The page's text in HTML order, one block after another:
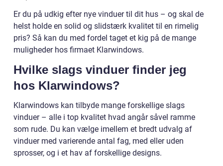
Er du på udkig efter nye vinduer til dit hus – og skal de
helst holde en solid og slidstærk kvalitet til en rimelig
pris? Så kan du med fordel taget et kig på de mange
muligheder hos firmaet Klarwindows.
Hvilke slags vinduer finder jeg
hos Klarwindows?
Klarwindows kan tilbyde mange forskellige slags
vinduer – alle i top kvalitet hvad angår såvel ramme
som rude. Du kan vælge imellem et bredt udvalg af
vinduer med varierende antal fag, med eller uden
sprosser, og i et hav af forskellige designs.